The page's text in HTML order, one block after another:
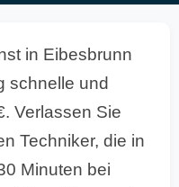
in Eibesbrunn
schnelle und
Verlassen Sie
Techniker, die in
Minuten bei